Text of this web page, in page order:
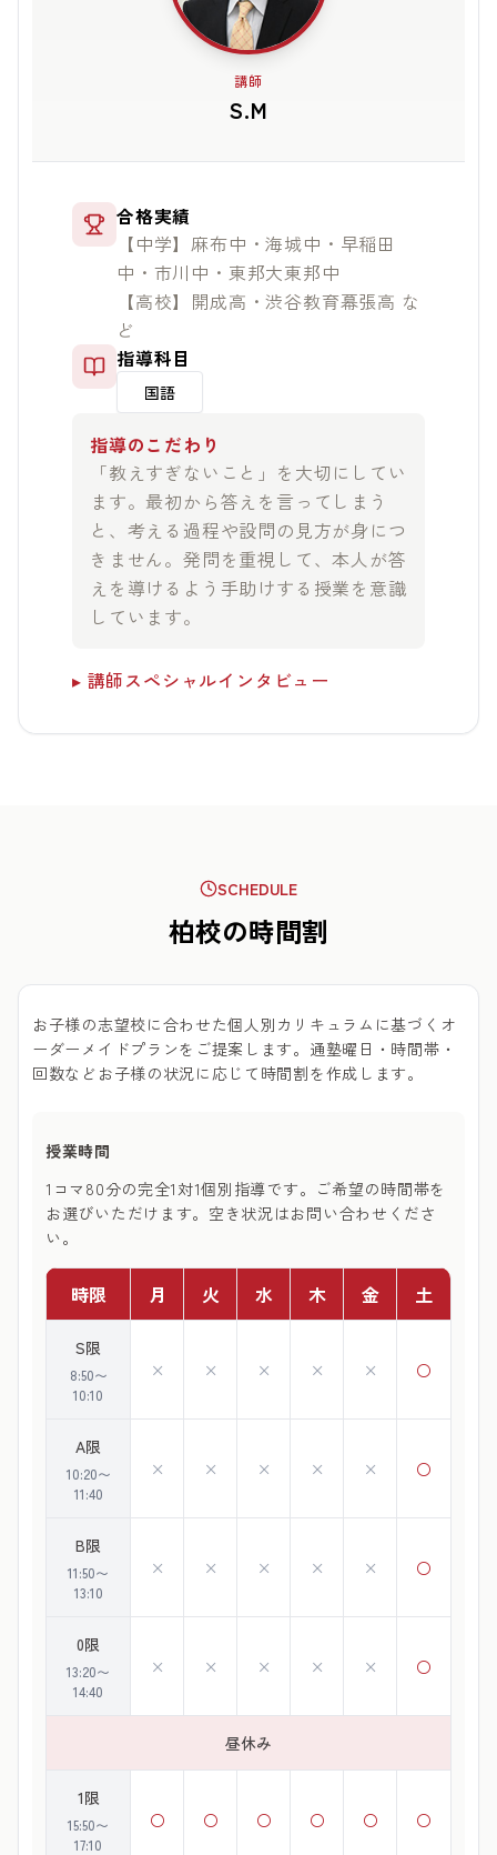
講師
S.M
合格実績
【中学】麻布中・海城中・早稲田
中・市川中・東邦大東邦中
【高校】開成高・渋谷教育幕張高 な
ど
指導科目
国語
指導のこだわり
「教えすぎないこと」を大切にしてい
ます。最初から答えを言ってしまう
と、考える過程や設問の見方が身につ
きません。発問を重視して、本人が答
えを導けるよう手助けする授業を意識
しています。
▸ 講師スペシャルインタビュー
SCHEDULE
柏校の時間割
お子様の志望校に合わせた個人別カリキュラムに基づくオ
ーダーメイドプランをご提案します。通塾曜日・時間帯・
回数などお子様の状況に応じて時間割を作成します。
授業時間
1コマ80分の完全1対1個別指導です。ご希望の時間帯を
お選びいただけます。空き状況はお問い合わせくださ
い。
時限 月 火 水 木 金 土
S限
8:50〜
10:10
× × × × × ○
A限
10:20〜
11:40
× × × × × ○
B限
11:50〜
13:10
× × × × × ○
0限
13:20〜
14:40
× × × × × ○
昼休み
1限
15:50〜
17:10
○ ○ ○ ○ ○ ○